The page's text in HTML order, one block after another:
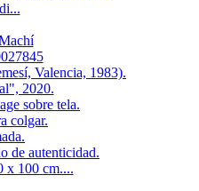
Valencia, 1983).
2020.
sobre tela.
colgar.
de autenticidad.
x 100 cm....